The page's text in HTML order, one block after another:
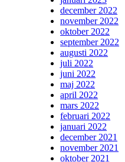
december 2022
november 2022
oktober 2022
september 2022
augusti 2022
juli 2022
juni 2022
maj 2022
april 2022
mars 2022
februari 2022
januari 2022
december 2021
november 2021
oktober 2021